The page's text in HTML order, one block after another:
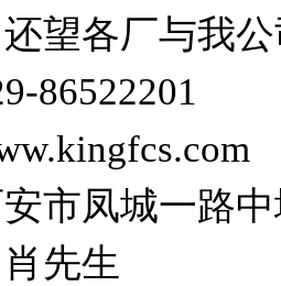
望各厂与我
86522201
市凤城一路
先生